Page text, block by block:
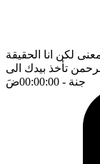
لكن انا الحقيقة
تأخذ بيدك الى
جنة - 00:00:00 ضَ